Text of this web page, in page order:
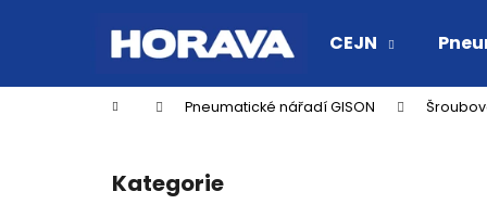
CEJN
Domů Pneumatické nářadí GISON
Přeskočit
kategorie
Kategorie
í
Zpět
do
Zpět
do